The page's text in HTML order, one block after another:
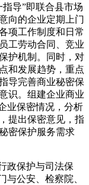
导”即联合县市场
向的企业定期上门
项工作制度和日常
工劳动合同、竞业
护机制。同时，对
和发展趋势，重点
导完善商业秘密保
识。组建企业商业
业保密情况，分析
提出保密意见，指
密保护服务需求
政保护与司法保
与公安、检察院、